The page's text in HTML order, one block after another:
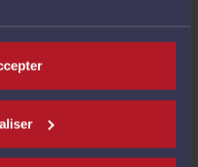
deuxième chambre civile de la Cour
abandonne une règle vieille de
publié) : le juge du contentieux ...